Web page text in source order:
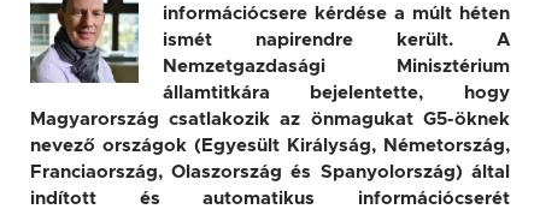
információcsere kérdése a múlt héten
ismét napirendre került. A
Nemzetgazdasági Minisztérium
államtitkára bejelentette, hogy
Magyarország csatlakozik az önmagukat G5-öknek
nevező országok (Egyesült Királyság, Németország,
Franciaország, Olaszország és Spanyolország) által
indított és automatikus információcserét